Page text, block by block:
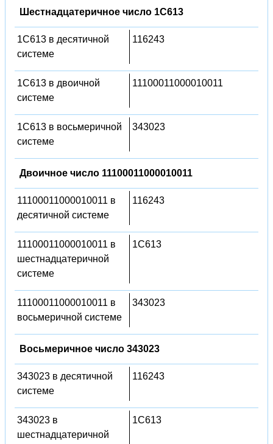
Шестнадцатеричное число 1C613
1C613 в десятичной
системе
116243
1C613 в двоичной
системе
11100011000010011
1C613 в восьмеричной
системе
343023
Двоичное число 11100011000010011
11100011000010011 в
десятичной системе
116243
11100011000010011 в
шестнадцатеричной
системе
1C613
11100011000010011 в
восьмеричной системе
343023
Восьмеричное число 343023
343023 в десятичной
системе
116243
343023 в
шестнадцатеричной
1C613